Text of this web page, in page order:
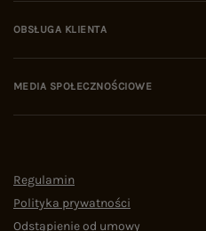
OBSŁUGA KLIENTA
MEDIA SPOŁECZNOŚCIOWE
Regulamin
Polityka prywatności
Odstąpienie od umowy